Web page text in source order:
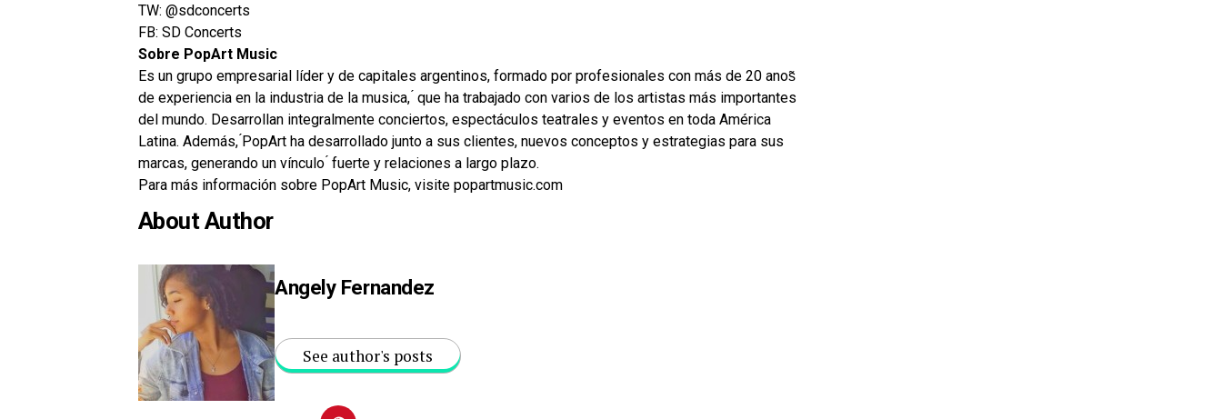
TW: @sdconcerts
FB: SD Concerts
Sobre PopArt Music
Es un grupo empresarial líder y de capitales argentinos, formado por profesionales con más de 20 anos̃
de experiencia en la industria de la musica, ́ que ha trabajado con varios de los artistas más importantes
del mundo. Desarrollan integralmente conciertos, espectáculos teatrales y eventos en toda América
Latina. Además, ́PopArt ha desarrollado junto a sus clientes, nuevos conceptos y estrategias para sus
marcas, generando un vínculo ́ fuerte y relaciones a largo plazo.
Para más información sobre PopArt Music, visite popartmusic.com
About Author
Angely Fernandez
See author's posts